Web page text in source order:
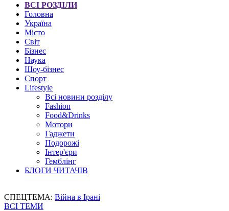
ВСІ РОЗДІЛИ
Головна
Україна
Місто
Світ
Бізнес
Наука
Шоу-бізнес
Спорт
Lifestyle
Всі новини розділу
Fashion
Food&Drinks
Мотори
Гаджети
Подорожі
Інтер'єри
Гемблінг
БЛОГИ ЧИТАЧІВ
СПЕЦТЕМА: Війна в Ірані
ВСІ ТЕМИ